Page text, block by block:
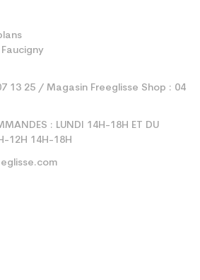
13 25 / Magasin Freeglisse Shop : 04
: LUNDI 14H-18H ET DU
12H 14H-18H